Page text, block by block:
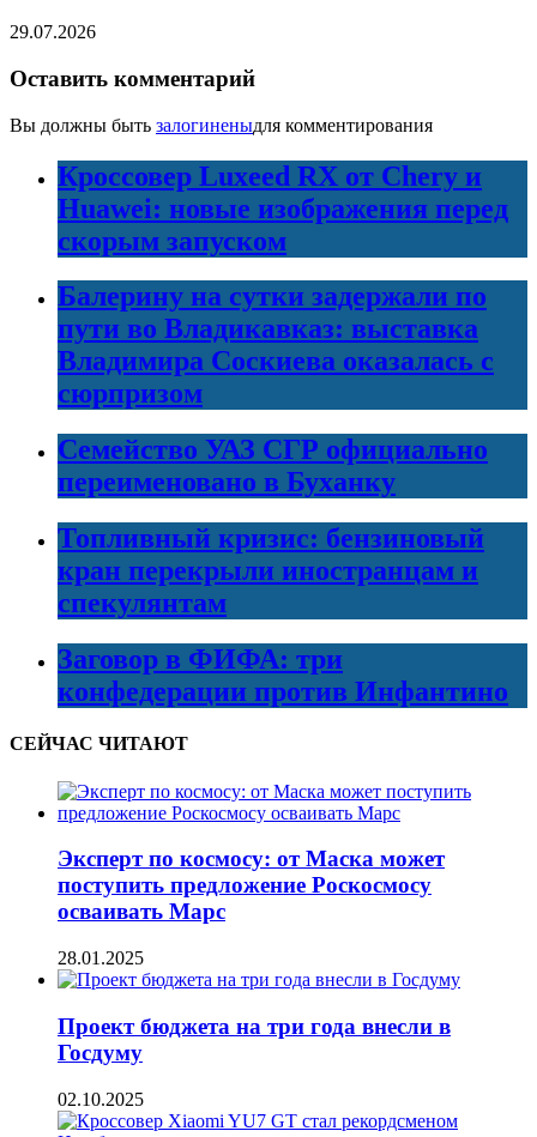
29.07.2026
Оставить комментарий
Вы должны быть залогиненыдля комментирования
Кроссовер Luxeed RX от Chery и
Huawei: новые изображения перед
скорым запуском
Балерину на сутки задержали по
пути во Владикавказ: выставка
Владимира Соскиева оказалась с
сюрпризом
Семейство УАЗ СГР официально
переименовано в Буханку
Топливный кризис: бензиновый
кран перекрыли иностранцам и
спекулянтам
Заговор в ФИФА: три
конфедерации против Инфантино
СЕЙЧАС ЧИТАЮТ
Эксперт по космосу: от Маска может
поступить предложение Роскосмосу
осваивать Марс
28.01.2025
Проект бюджета на три года внесли в
Госдуму
02.10.2025